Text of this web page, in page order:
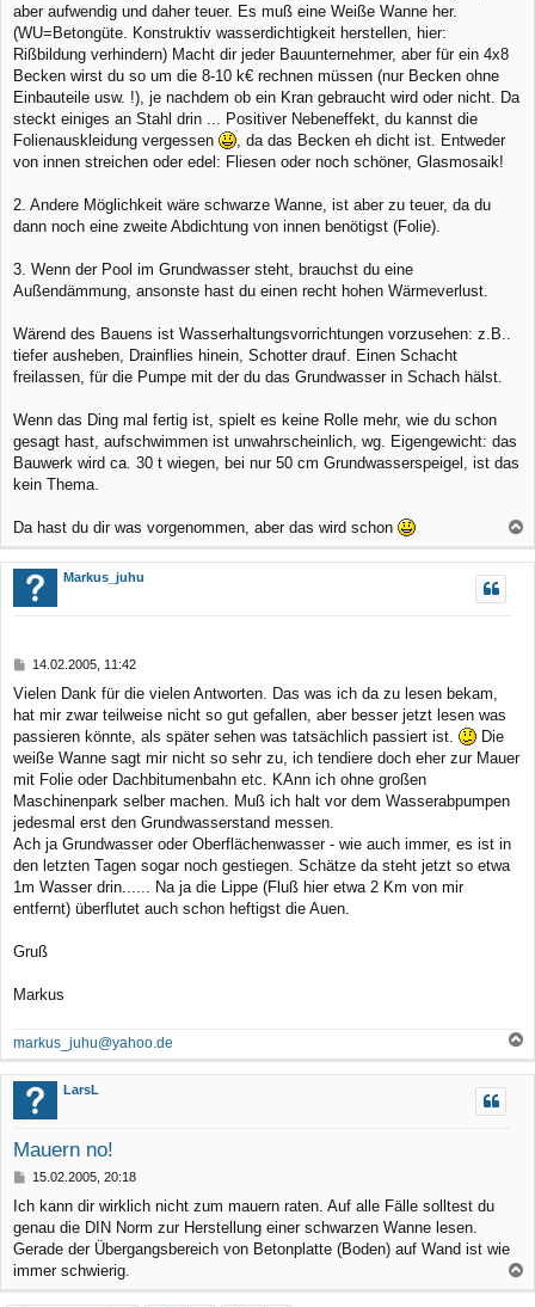
aber aufwendig und daher teuer. Es muß eine Weiße Wanne her.
(WU=Betongüte. Konstruktiv wasserdichtigkeit herstellen, hier:
Rißbildung verhindern) Macht dir jeder Bauunternehmer, aber für ein 4x8
Becken wirst du so um die 8-10 k€ rechnen müssen (nur Becken ohne
Einbauteile usw. !), je nachdem ob ein Kran gebraucht wird oder nicht. Da
steckt einiges an Stahl drin ... Positiver Nebeneffekt, du kannst die
Folienauskleidung vergessen
, da das Becken eh dicht ist. Entweder
von innen streichen oder edel: Fliesen oder noch schöner, Glasmosaik!
2. Andere Möglichkeit wäre schwarze Wanne, ist aber zu teuer, da du
dann noch eine zweite Abdichtung von innen benötigst (Folie).
3. Wenn der Pool im Grundwasser steht, brauchst du eine
Außendämmung, ansonste hast du einen recht hohen Wärmeverlust.
Wärend des Bauens ist Wasserhaltungsvorrichtungen vorzusehen: z.B..
tiefer ausheben, Drainflies hinein, Schotter drauf. Einen Schacht
freilassen, für die Pumpe mit der du das Grundwasser in Schach hälst.
Wenn das Ding mal fertig ist, spielt es keine Rolle mehr, wie du schon
gesagt hast, aufschwimmen ist unwahrscheinlich, wg. Eigengewicht: das
Bauwerk wird ca. 30 t wiegen, bei nur 50 cm Grundwasserspeigel, ist das
kein Thema.
Da hast du dir was vorgenommen, aber das wird schon
a
Markus_juhu
B
i
t
r
a
g
14.02.2005, 11:42
Vielen Dank für die vielen Antworten. Das was ich da zu lesen bekam,
hat mir zwar teilweise nicht so gut gefallen, aber besser jetzt lesen was
passieren könnte, als später sehen was tatsächlich passiert ist.
Die
weiße Wanne sagt mir nicht so sehr zu, ich tendiere doch eher zur Mauer
mit Folie oder Dachbitumenbahn etc. KAnn ich ohne großen
Maschinenpark selber machen. Muß ich halt vor dem Wasserabpumpen
jedesmal erst den Grundwasserstand messen.
Ach ja Grundwasser oder Oberflächenwasser - wie auch immer, es ist in
den letzten Tagen sogar noch gestiegen. Schätze da steht jetzt so etwa
1m Wasser drin...... Na ja die Lippe (Fluß hier etwa 2 Km von mir
entfernt) überflutet auch schon heftigst die Auen.
Gruß
Markus
markus_juhu@yahoo.de
a
LarsL
Mauern no!
B
i
t
r
a
15.02.2005, 20:18
Ich kann dir wirklich nicht zum mauern raten. Auf alle Fälle solltest du
genau die DIN Norm zur Herstellung einer schwarzen Wanne lesen.
Gerade der Übergangsbereich von Betonplatte (Boden) auf Wand ist wie
immer schwierig.
a